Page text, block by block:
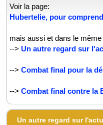
Voir la page:
Hubertelie, pour
mais aussi et dans le
--> Un autre regard sur
--> Combat final pour la
--> Combat final contre la
Un autre regard sur